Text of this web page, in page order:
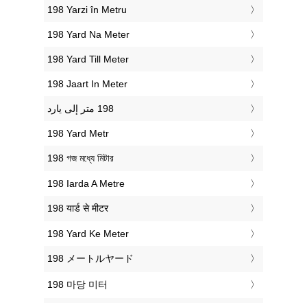
‎198 Yarzi în Metru
‎198 Yard Na Meter
‎198 Yard Till Meter
‎198 Jaart In Meter
‎198 Yard Metr
‎198 গজ মধ্যে মিটার
‎198 Iarda A Metre
‎198 यार्ड से मीटर
‎198 Yard Ke Meter
‎198 メートルヤード
‎198 마당 미터